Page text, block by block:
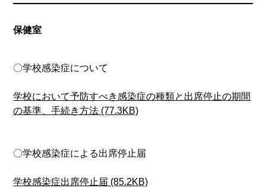
保健室
〇学校感染症について
学校において予防すべき感染症の種類と出席停止の期間
の基準、手続き方法 (77.3KB)
〇学校感染症による出席停止届
学校感染症出席停止届 (85.2KB)